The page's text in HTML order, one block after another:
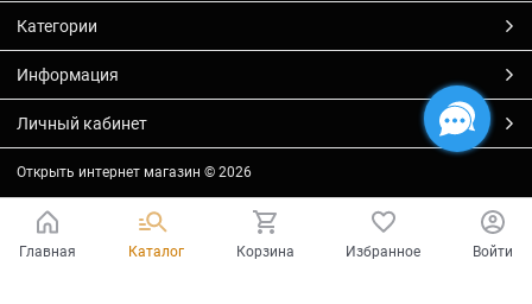
Категории
Информация
Личный кабинет
Открыть интернет магазин © 2026
Главная Каталог Корзина Избранное Войти